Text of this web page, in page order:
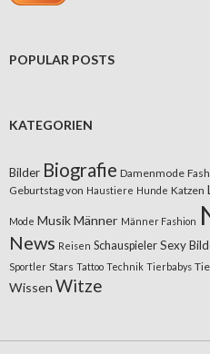
POPULAR POSTS
KATEGORIEN
Bilder Biografie Damenmode
Geburtstag von Haustiere Hunde Katzen
Mode MusikMänner Männer Fashion
News Reisen Schauspieler Sexy
Sportler Stars Tattoo Technik Tierbabys
Wissen Witze